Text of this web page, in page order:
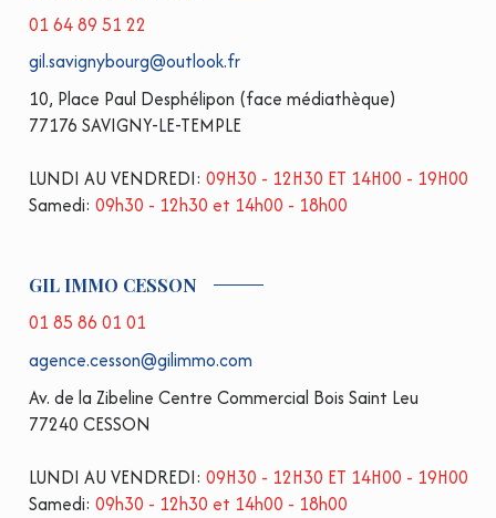
01 64 89 51 22
gil.savignybourg@outlook.fr
10, Place Paul Desphélipon (face médiathèque)
77176 SAVIGNY-LE-TEMPLE
LUNDI AU VENDREDI: 09H30 - 12H30 ET 14H00 - 19H00
Samedi: 09h30 - 12h30 et 14h00 - 18h00
GIL IMMO CESSON
01 85 86 01 01
agence.cesson@gilimmo.com
Av. de la Zibeline Centre Commercial Bois Saint Leu
77240 CESSON
LUNDI AU VENDREDI: 09H30 - 12H30 ET 14H00 - 19H00
Samedi: 09h30 - 12h30 et 14h00 - 18h00